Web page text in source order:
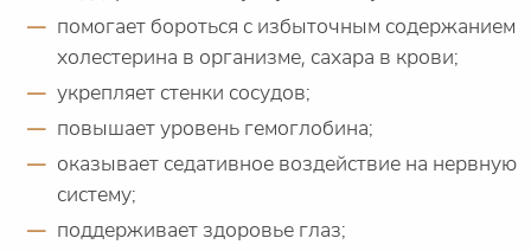
помогает бороться с избыточным содержанием
холестерина в организме, сахара в крови;
укрепляет стенки сосудов;
повышает уровень гемоглобина;
оказывает седативное воздействие на нервную
систему;
поддерживает здоровье глаз;